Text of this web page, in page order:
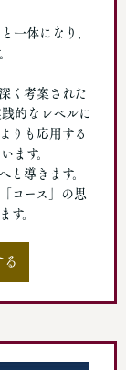
一体になり、
く考案された
的なレベルに
りも応用する
ます。
と導きます。
コース」の思
す。